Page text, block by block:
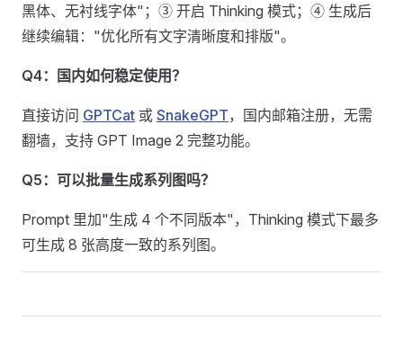
黑体、无衬线字体"；③ 开启 Thinking 模式；④ 生成后
继续编辑："优化所有文字清晰度和排版"。
Q4：国内如何稳定使用？
直接访问 GPTCat 或 SnakeGPT，国内邮箱注册，无需
翻墙，支持 GPT Image 2 完整功能。
Q5：可以批量生成系列图吗？
Prompt 里加"生成 4 个不同版本"，Thinking 模式下最多
可生成 8 张高度一致的系列图。